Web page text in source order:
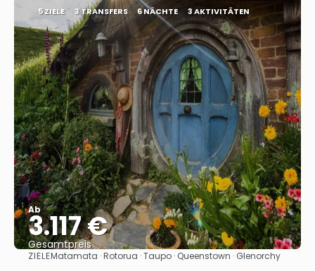
5 ZIELE 3 TRANSFERS 6 NÄCHTE 3 AKTIVITÄTEN
Ab
3.117 €
Gesamtpreis
Reise ansehen
ZIELEMatamata · Rotorua · Taupo · Queenstown · Glenorchy